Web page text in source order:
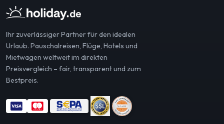
Ihr zuverlässiger Partner für den idealen
Urlaub. Pauschalreisen, Flüge, Hotels und
Mietwagen weltweit im direkten
Preisvergleich – fair, transparent und zum
Bestpreis.